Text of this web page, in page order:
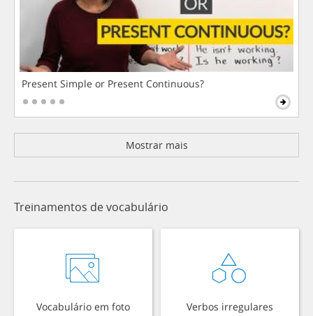
Present Simple or Present Continuous?
Mostrar mais
Treinamentos de vocabulário
Vocabulário em foto Verbos irregulares